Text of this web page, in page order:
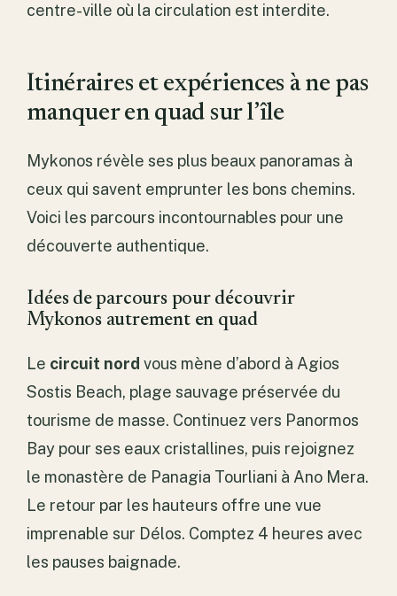
centre-ville où la circulation est interdite.
Itinéraires et expériences à ne pas
manquer en quad sur l’île
Mykonos révèle ses plus beaux panoramas à
ceux qui savent emprunter les bons chemins.
Voici les parcours incontournables pour une
découverte authentique.
Idées de parcours pour découvrir
Mykonos autrement en quad
Le circuit nord vous mène d’abord à Agios
Sostis Beach, plage sauvage préservée du
tourisme de masse. Continuez vers Panormos
Bay pour ses eaux cristallines, puis rejoignez
le monastère de Panagia Tourliani à Ano Mera.
Le retour par les hauteurs offre une vue
imprenable sur Délos. Comptez 4 heures avec
les pauses baignade.